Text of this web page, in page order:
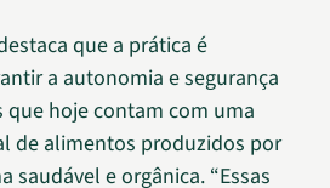
que a prática é
a autonomia e segurança
hoje contam com uma
de alimentos produzidos por
saudável e orgânica. “Essas